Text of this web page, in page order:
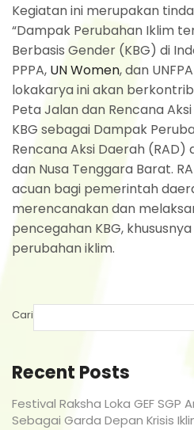
Kegiatan ini merupakan
“Dampak Perubahan Iklim
Berbasis Gender (KBG) di
PPPA, UN Women, dan
lokakarya ini akan
Peta Jalan dan Rencana
KBG sebagai Dampak
Rencana Aksi Daerah (RAD)
dan Nusa Tenggara Barat.
acuan bagi pemerintah
merencanakan dan
pencegahan KBG,
perubahan iklim.
Cari
Recent Posts
Festival Raksha Loka GEF
Sebagai Garda Depan Krisis